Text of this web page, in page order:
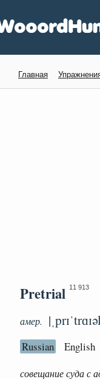
Главная
Pretrial 11 913
амер.
Russian English
совещание суда с